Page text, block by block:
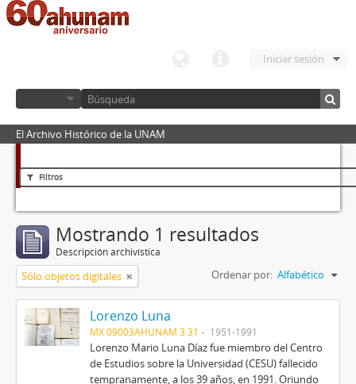
Iniciar sesión
El Archivo Histórico de la UNAM
Filtros
Mostrando 1 resultados
Descripción archivística
Sólo objetos digitales Ordenar por: Alfabético
Lorenzo Luna
MX 09003AHUNAM 3.31 1951-1991
Lorenzo Mario Luna Díaz fue miembro del Centro
de Estudios sobre la Universidad (CESU) fallecido
tempranamente, a los 39 años, en 1991. Oriundo